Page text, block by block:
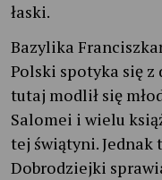
łaski.
Bazylika
Polski spotyka się z
tutaj modlił się
Salomei i wielu
tej świątyni. Jednak
Dobrodziejki